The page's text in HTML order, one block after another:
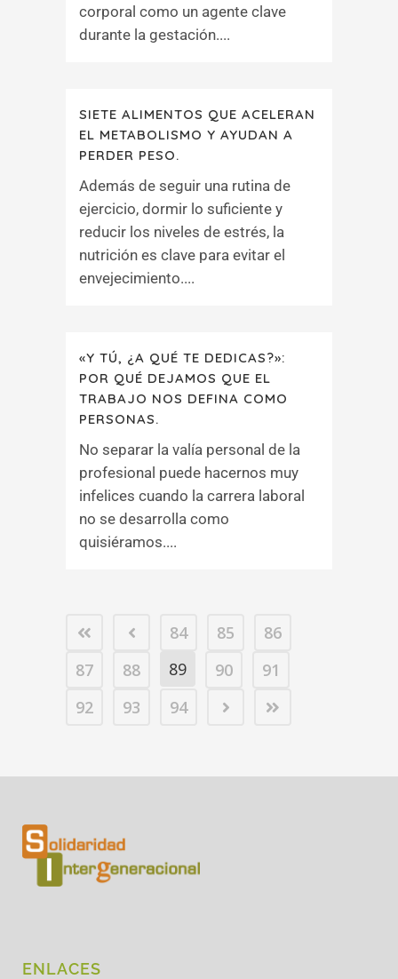
corporal como un agente clave
durante la gestación....
SIETE ALIMENTOS QUE ACELERAN
EL METABOLISMO Y AYUDAN A
PERDER PESO.
Además de seguir una rutina de
ejercicio, dormir lo suficiente y
reducir los niveles de estrés, la
nutrición es clave para evitar el
envejecimiento....
«Y TÚ, ¿A QUÉ TE DEDICAS?»:
POR QUÉ DEJAMOS QUE EL
TRABAJO NOS DEFINA COMO
PERSONAS.
No separar la valía personal de la
profesional puede hacernos muy
infelices cuando la carrera laboral
no se desarrolla como
quisiéramos....
84 85
86
87
88 89 90
91
92
93 94
ENLACES